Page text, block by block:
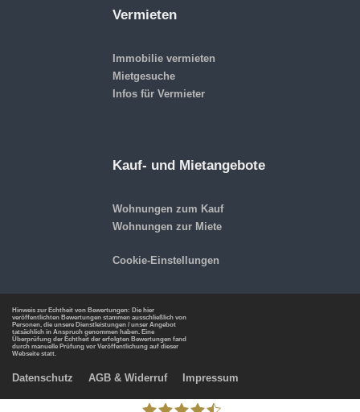
Vermieten
Immobilie vermieten
Mietgesuche
Infos für Vermieter
Kauf- und Mietangebote
Wohnungen zum Kauf
Wohnungen zur Miete
Cookie-Einstellungen
Hinweis zur Echtheit von Bewertungen: Die hier
veröffentlichten Bewertungen stammen ausschließlich von
Personen, die unsere Dienstleistungen / unser Angebot
tatsächlich in Anspruch genommen haben. Eine
Überprüfung der Echtheit der erfolgten Bewertungen fand
durch manuelle Prüfung vor Veröffentlichung auf dieser
Webseite statt.
Datenschutz AGB & Widerruf Impressum